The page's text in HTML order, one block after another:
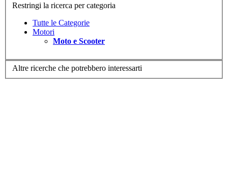
Restringi la ricerca per categoria
Tutte le Categorie
Motori
Moto e Scooter
Altre ricerche che potrebbero interessarti